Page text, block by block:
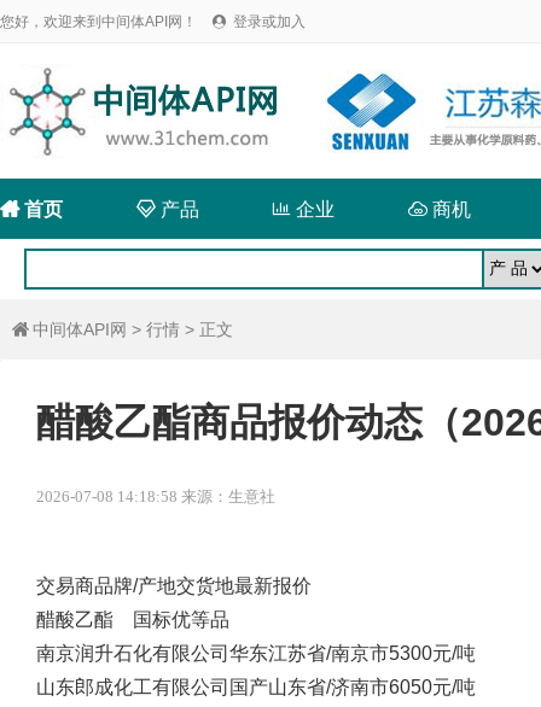
您好，欢迎来到中间体API网！  登录或加入
首页 产品  企业  商机
 中间体API网 > 行情 > 正文
醋酸乙酯商品报价动态（
2026-07-08 14:18:58 来源：生意社
交易商品牌/产地交货地最新报价
醋酸乙酯 国标优等品
南京润升石化有限公司 华东江苏省/南京市5300元/吨
山东郎成化工有限公司 国产山东省/济南市6050元/吨